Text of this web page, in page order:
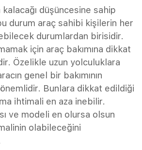
düşüncesine sahip
durum araç sahibi kişilerin her
durumlardan birisidir.
için araç bakımına dikkat
Özelikle uzun yolculuklara
genel bir bakımının
önemlidir. Bunlara dikkat edildiği
ihtimali en aza inebilir.
ve modeli en olursa olsun
olabileceğini